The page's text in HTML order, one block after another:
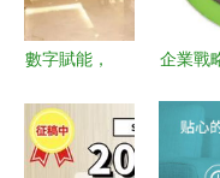
未來趨
瞻
數字賦能，
昊瀚文化傳
媒攜手中國
企業戰
數字化
展廳與